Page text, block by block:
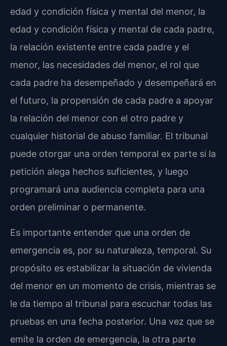
edad y condición física y mental del menor, la
edad y condición física y mental de cada padre,
la relación existente entre cada padre y el
menor, las necesidades del menor, el rol que
cada padre ha desempeñado y desempeñará en
el futuro, la propensión de cada padre a apoyar
la relación del menor con el otro padre y
cualquier historial de abuso familiar. El tribunal
puede otorgar una orden temporal ex parte si la
petición alega hechos suficientes, y luego
programará una audiencia completa para una
orden preliminar o permanente.
Es importante entender que una orden de
emergencia es, por su naturaleza, temporal. Su
propósito es estabilizar la situación de vivienda
del menor en un momento de crisis, mientras se
le da tiempo al tribunal para escuchar todas las
pruebas en una fecha posterior. Una vez que se
emite la orden de emergencia, la otra parte